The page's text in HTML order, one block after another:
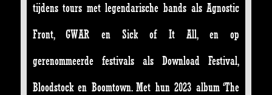
tijdens tours met legendarische bands als Agnostic
Front, GWAR en Sick of It All, en op
gerenommeerde festivals als Download Festival,
Bloodstock en Boomtown. Met hun 2023 album ‘The